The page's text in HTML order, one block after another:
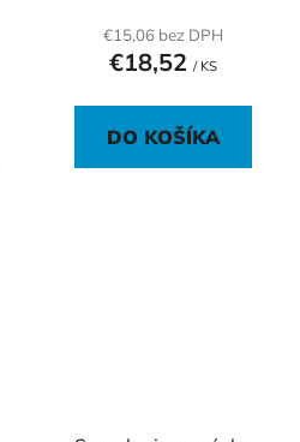
€15,06 bez DPH
€18,52 / KS
DO KOŠÍKA